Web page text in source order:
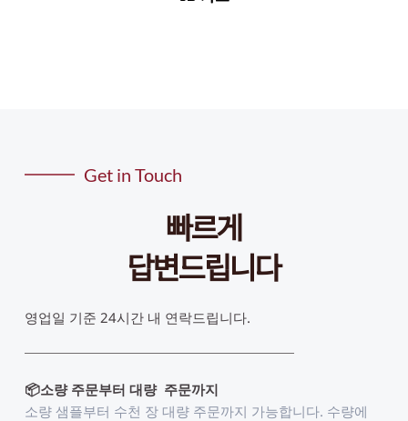
Get in Touch
빠르게
답변드립니다
영업일 기준 24시간 내 연락드립니다.
📦소량 주문부터 대량  주문까지
소량 샘플부터 수천 장 대량 주문까지 가능합니다. 수량에